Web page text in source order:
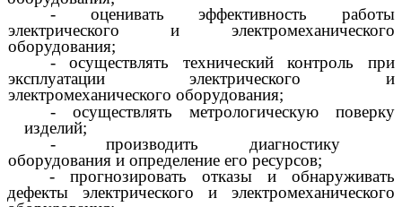
- оценивать эффективность работы
электрического и электромеханического
оборудования;
- осуществлять технический контроль при
эксплуатации электрического и
электромеханического оборудования;
- осуществлять метрологическую поверку
изделий;
- производить диагностику
оборудования и определение его ресурсов;
- прогнозировать отказы и обнаруживать
дефекты электрического и электромеханического